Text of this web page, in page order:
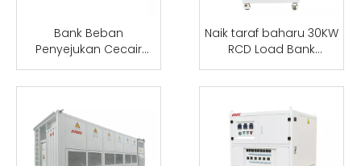
Bank Beban
Penyejukan Cecair
30kw Cecair
Naik taraf baharu 30KW
RCD Load Bank
110V/220V